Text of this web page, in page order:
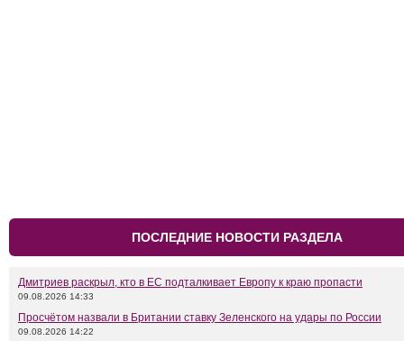
ПОСЛЕДНИЕ НОВОСТИ РАЗДЕЛА
Дмитриев раскрыл, кто в ЕС подталкивает Европу к краю пропасти
09.08.2026 14:33
Просчётом назвали в Британии ставку Зеленского на удары по России
09.08.2026 14:22